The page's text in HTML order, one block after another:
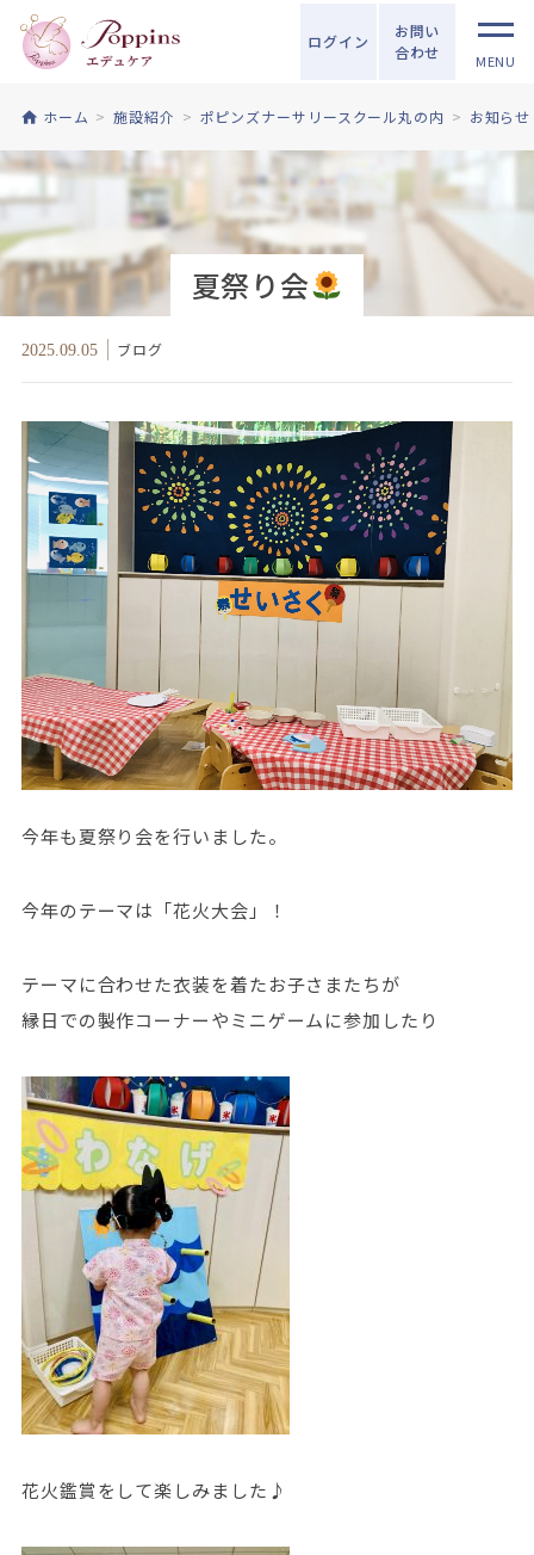
ログイン
お問い
合わせ
MENU
ホーム 施設紹介 ポピンズナーサリースクール丸の内 お知らせ
夏祭り会
2025.09.05 ブログ
今年も夏祭り会を行いました。
今年のテーマは「花火大会」！
テーマに合わせた衣装を着たお子さまたちが
縁日での製作コーナーやミニゲームに参加したり
花火鑑賞をして楽しみました♪